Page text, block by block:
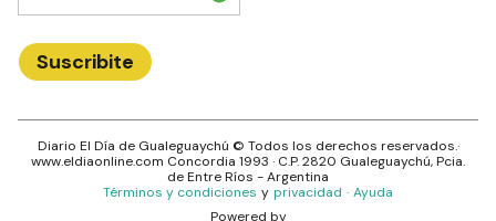
Suscribite
Diario El Día de Gualeguaychú © Todos los derechos reservados.·
www.eldiaonline.com Concordia 1993 · C.P.2820 Gualeguaychú, Pcia.
deEntre Ríos - Argentina
Términos y condiciones y privacidad · Ayuda
Powered by